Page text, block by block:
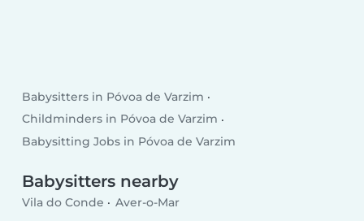
Babysitters in Póvoa de Varzim
Childminders in Póvoa de Varzim
Babysitting Jobs in Póvoa de Varzim
Babysitters nearby
Vila do Conde Aver-o-Mar